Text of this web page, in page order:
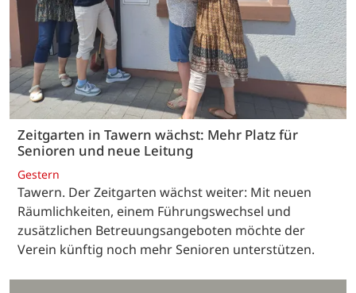
Zeitgarten in Tawern wächst: Mehr Platz für
Senioren und neue Leitung
Gestern
Tawern. Der Zeitgarten wächst weiter: Mit neuen
Räumlichkeiten, einem Führungswechsel und
zusätzlichen Betreuungsangeboten möchte der
Verein künftig noch mehr Senioren unterstützen.